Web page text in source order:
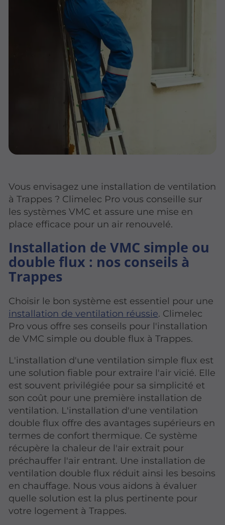
Vous envisagez une installation de ventilation
à Trappes ? Climelec Pro vous conseille sur
les systèmes VMC et assure une mise en
place efficace pour un air renouvelé.
Installation de VMC simple ou
double flux : nos conseils à
Trappes
Choisir le bon système est essentiel pour une
installation de ventilation réussie. Climelec
Pro vous offre ses conseils pour l'installation
de VMC simple ou double flux à Trappes.
L'installation d'une ventilation simple flux est
une solution fiable pour extraire l'air vicié. Elle
est souvent privilégiée pour sa simplicité et
son coût pour une première installation de
ventilation. L'installation d'une ventilation
double flux offre des avantages supérieurs en
termes de confort thermique. Ce système
récupère la chaleur de l'air extrait pour
préchauffer l'air entrant. Une installation de
ventilation double flux réduit ainsi les besoins
en chauffage. Nous vous aidons à évaluer
quelle solution est la plus pertinente pour
votre logement à Trappes.